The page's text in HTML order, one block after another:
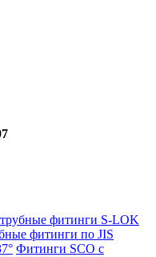
фитинги S-LOK
фитинги по JIS
Фитинги SCO с